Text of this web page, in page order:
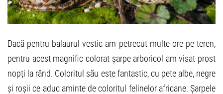
Dacă pentru balaurul vestic am petrecut multe ore pe teren,
pentru acest magnific colorat șarpe arboricol am visat prost
nopți la rând. Coloritul său este fantastic, cu pete albe, negre
și roșii ce aduc aminte de coloritul felinelor africane. Șarpele